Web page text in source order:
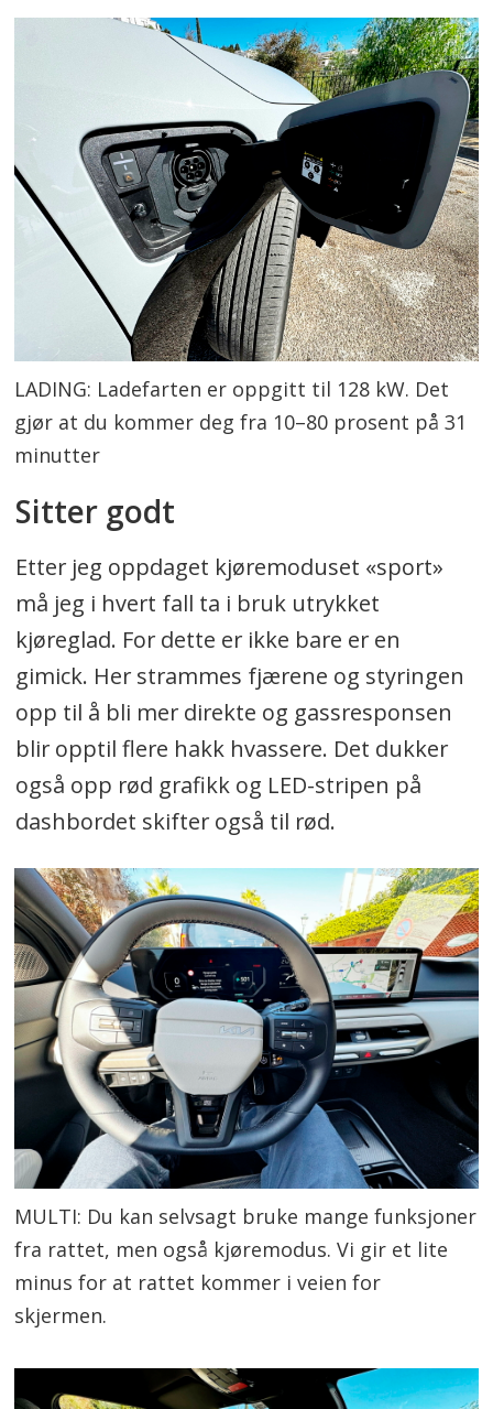
LADING: Ladefarten er oppgitt til 128 kW. Det
gjør at du kommer deg fra 10–80 prosent på 31
minutter
Sitter godt
Etter jeg oppdaget kjøremoduset «sport»
må jeg i hvert fall ta i bruk utrykket
kjøreglad. For dette er ikke bare er en
gimick. Her strammes fjærene og styringen
opp til å bli mer direkte og gassresponsen
blir opptil flere hakk hvassere. Det dukker
også opp rød grafikk og LED-stripen på
dashbordet skifter også til rød.
MULTI: Du kan selvsagt bruke mange funksjoner
fra rattet, men også kjøremodus. Vi gir et lite
minus for at rattet kommer i veien for
skjermen.